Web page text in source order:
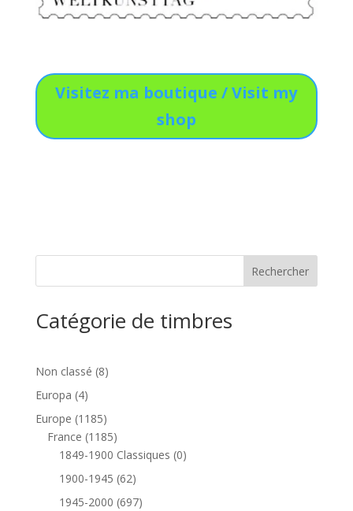
Visitez ma boutique / Visit my
shop
Catégorie de timbres
Non classé 88
Europa 44
produits
Europe 11851185
produits
France 11851185
produits
1849-1900 Classiques 00
1900-1945 6262
produits
1945-2000 697697